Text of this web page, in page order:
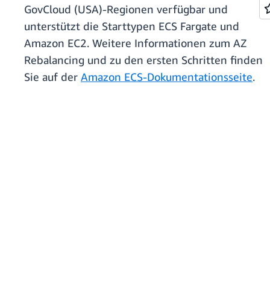
GovCloud (USA)-Regionen verfügbar und
unterstützt die Starttypen ECS Fargate und
Amazon EC2. Weitere Informationen zum AZ
Rebalancing und zu den ersten Schritten finden
Sie auf der Amazon ECS-Dokumentationsseite.